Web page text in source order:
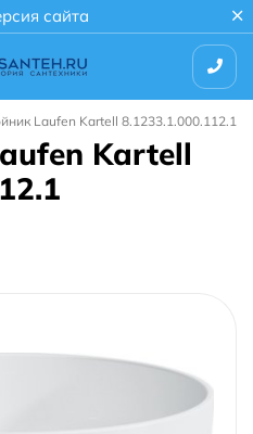
сайта
Laufen Kartell 8.1233.1.000.112.1
Kartell